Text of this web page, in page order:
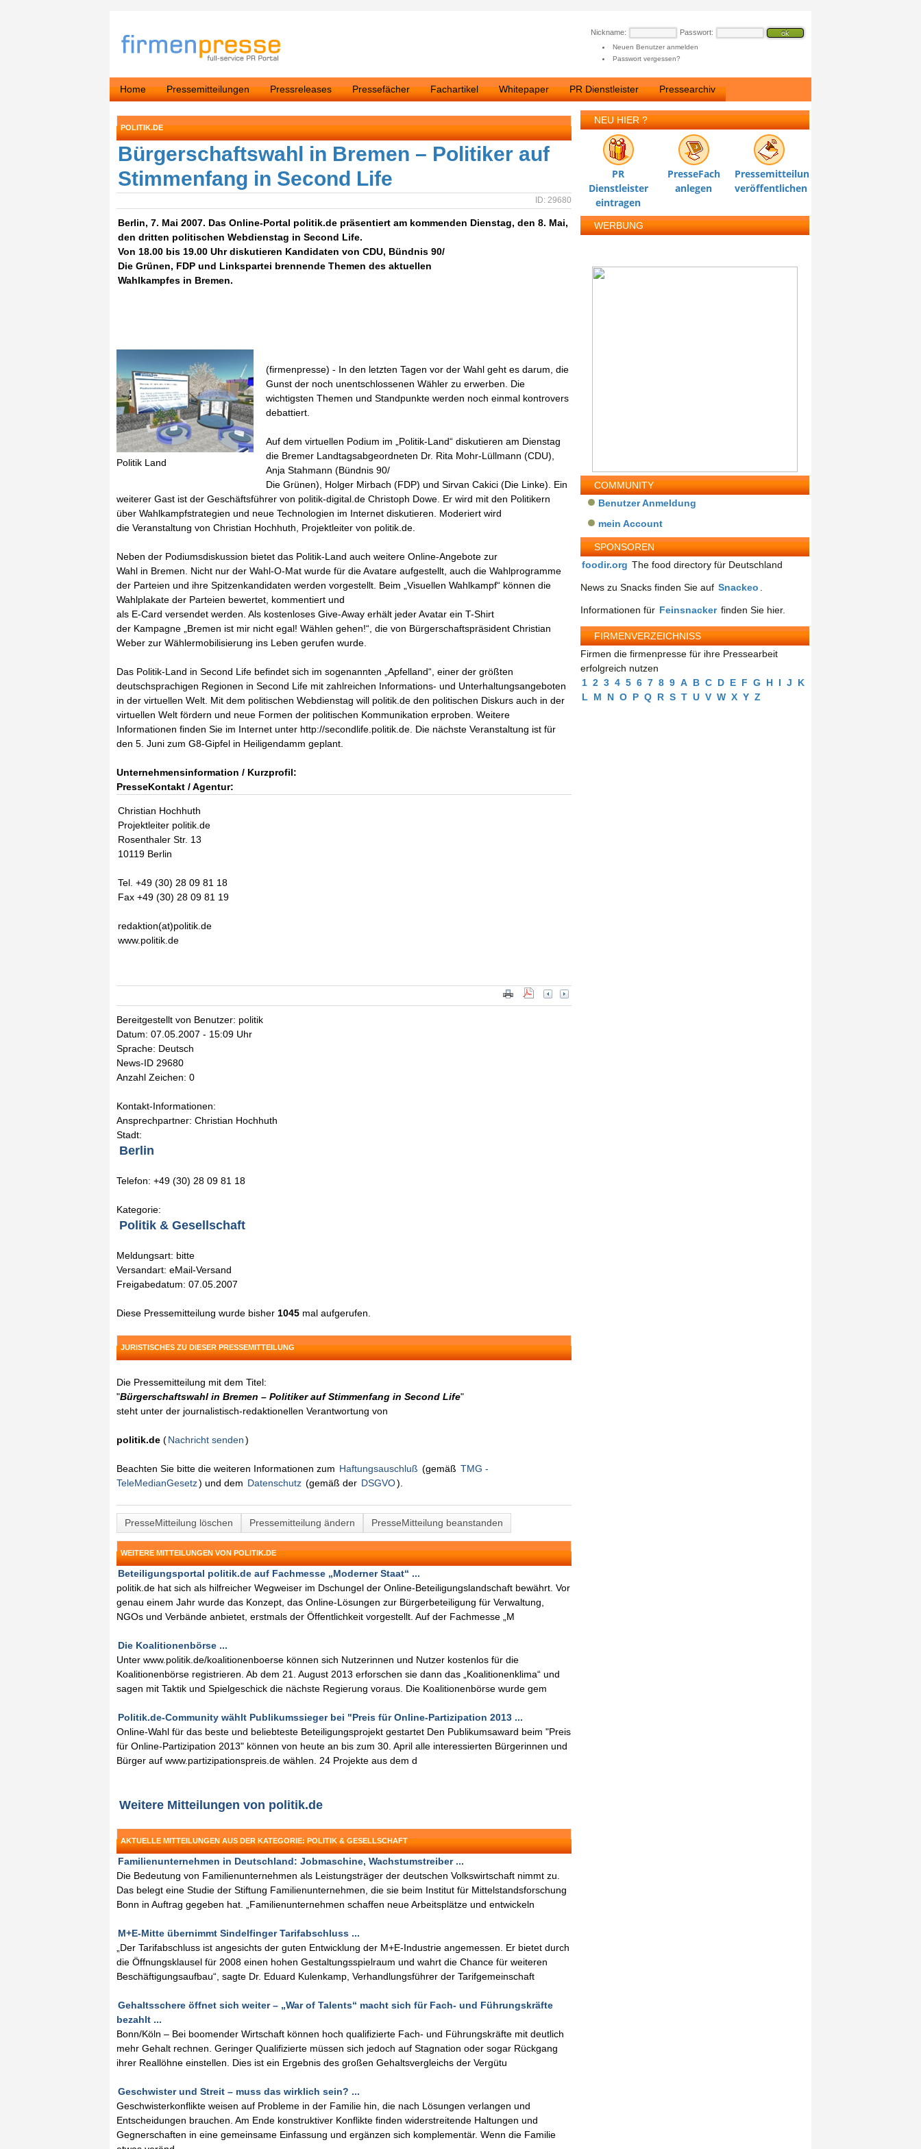
Nickname: Passwort:
Neuen Benutzer anmelden
Passwort vergessen?
Home Pressemitteilungen Pressreleases Pressefächer Fachartikel Whitepaper PR Dienstleister Pressearchiv
POLITIK.DE
Bürgerschaftswahl in Bremen – Politiker auf
Stimmenfang in Second Life
ID: 29680
Berlin, 7. Mai 2007. Das Online-Portal politik.de präsentiert am kommenden Dienstag, den 8. Mai,
den dritten politischen Webdienstag in Second Life.
Von 18.00 bis 19.00 Uhr diskutieren Kandidaten von CDU, Bündnis 90/
Die Grünen, FDP und Linkspartei brennende Themen des aktuellen
Wahlkampfes in Bremen.
Politik Land
(firmenpresse) - In den letzten Tagen vor der Wahl geht es darum, die
Gunst der noch unentschlossenen Wähler zu erwerben. Die
wichtigsten Themen und Standpunkte werden noch einmal kontrovers
debattiert.
Auf dem virtuellen Podium im „Politik-Land“ diskutieren am Dienstag
die Bremer Landtagsabgeordneten Dr. Rita Mohr-Lüllmann (CDU),
Anja Stahmann (Bündnis 90/
Die Grünen), Holger Mirbach (FDP) und Sirvan Cakici (Die Linke). Ein
weiterer Gast ist der Geschäftsführer von politik-digital.de Christoph Dowe. Er wird mit den Politikern
über Wahlkampfstrategien und neue Technologien im Internet diskutieren. Moderiert wird
die Veranstaltung von Christian Hochhuth, Projektleiter von politik.de.
Neben der Podiumsdiskussion bietet das Politik-Land auch weitere Online-Angebote zur
Wahl in Bremen. Nicht nur der Wahl-O-Mat wurde für die Avatare aufgestellt, auch die Wahlprogramme
der Parteien und ihre Spitzenkandidaten werden vorgestellt. Beim „Visuellen Wahlkampf“ können die
Wahlplakate der Parteien bewertet, kommentiert und
als E-Card versendet werden. Als kostenloses Give-Away erhält jeder Avatar ein T-Shirt
der Kampagne „Bremen ist mir nicht egal! Wählen gehen!“, die von Bürgerschaftspräsident Christian
Weber zur Wählermobilisierung ins Leben gerufen wurde.
Das Politik-Land in Second Life befindet sich im sogenannten „Apfelland“, einer der größten
deutschsprachigen Regionen in Second Life mit zahlreichen Informations- und Unterhaltungsangeboten
in der virtuellen Welt. Mit dem politischen Webdienstag will politik.de den politischen Diskurs auch in der
virtuellen Welt fördern und neue Formen der politischen Kommunikation erproben. Weitere
Informationen finden Sie im Internet unter http://secondlife.politik.de. Die nächste Veranstaltung ist für
den 5. Juni zum G8-Gipfel in Heiligendamm geplant.
Unternehmensinformation / Kurzprofil:
PresseKontakt / Agentur:
Christian Hochhuth
Projektleiter politik.de
Rosenthaler Str. 13
10119 Berlin
Tel. +49 (30) 28 09 81 18
Fax +49 (30) 28 09 81 19
redaktion(at)politik.de
www.politik.de
Bereitgestellt von Benutzer: politik
Datum: 07.05.2007 - 15:09 Uhr
Sprache: Deutsch
News-ID 29680
Anzahl Zeichen: 0
Kontakt-Informationen:
Ansprechpartner: Christian Hochhuth
Stadt:
Berlin
Telefon: +49 (30) 28 09 81 18
Kategorie:
Politik & Gesellschaft
Meldungsart: bitte
Versandart: eMail-Versand
Freigabedatum: 07.05.2007
Diese Pressemitteilung wurde bisher 1045 mal aufgerufen.
JURISTISCHES ZU DIESER PRESSEMITTEILUNG
Die Pressemitteilung mit dem Titel:
"Bürgerschaftswahl in Bremen – Politiker auf Stimmenfang in Second Life"
steht unter der journalistisch-redaktionellen Verantwortung von
politik.de (Nachricht senden)
Beachten Sie bitte die weiteren Informationen zum Haftungsauschluß (gemäß TMG -
TeleMedianGesetz) und dem Datenschutz (gemäß der DSGVO).
PresseMitteilung löschen Pressemitteilung ändern PresseMitteilung beanstanden
WEITERE MITTEILUNGEN VON POLITIK.DE
Beteiligungsportal politik.de auf Fachmesse „Moderner Staat“ ...
politik.de hat sich als hilfreicher Wegweiser im Dschungel der Online-Beteiligungslandschaft bewährt. Vor
genau einem Jahr wurde das Konzept, das Online-Lösungen zur Bürgerbeteiligung für Verwaltung,
NGOs und Verbände anbietet, erstmals der Öffentlichkeit vorgestellt. Auf der Fachmesse „M
Die Koalitionenbörse ...
Unter www.politik.de/koalitionenboerse können sich Nutzerinnen und Nutzer kostenlos für die
Koalitionenbörse registrieren. Ab dem 21. August 2013 erforschen sie dann das „Koalitionenklima“ und
sagen mit Taktik und Spielgeschick die nächste Regierung voraus. Die Koalitionenbörse wurde gem
Politik.de-Community wählt Publikumssieger bei "Preis für Online-Partizipation 2013 ...
Online-Wahl für das beste und beliebteste Beteiligungsprojekt gestartet Den Publikumsaward beim "Preis
für Online-Partizipation 2013" können von heute an bis zum 30. April alle interessierten Bürgerinnen und
Bürger auf www.partizipationspreis.de wählen. 24 Projekte aus dem d
Weitere Mitteilungen von politik.de
AKTUELLE MITTEILUNGEN AUS DER KATEGORIE: POLITIK & GESELLSCHAFT
Familienunternehmen in Deutschland: Jobmaschine, Wachstumstreiber ...
Die Bedeutung von Familienunternehmen als Leistungsträger der deutschen Volkswirtschaft nimmt zu.
Das belegt eine Studie der Stiftung Familienunternehmen, die sie beim Institut für Mittelstandsforschung
Bonn in Auftrag gegeben hat. „Familienunternehmen schaffen neue Arbeitsplätze und entwickeln
M+E-Mitte übernimmt Sindelfinger Tarifabschluss ...
„Der Tarifabschluss ist angesichts der guten Entwicklung der M+E-Industrie angemessen. Er bietet durch
die Öffnungsklausel für 2008 einen hohen Gestaltungsspielraum und wahrt die Chance für weiteren
Beschäftigungsaufbau“, sagte Dr. Eduard Kulenkamp, Verhandlungsführer der Tarifgemeinschaft
Gehaltsschere öffnet sich weiter – „War of Talents“ macht sich für Fach- und Führungskräfte
bezahlt ...
Bonn/Köln – Bei boomender Wirtschaft können hoch qualifizierte Fach- und Führungskräfte mit deutlich
mehr Gehalt rechnen. Geringer Qualifizierte müssen sich jedoch auf Stagnation oder sogar Rückgang
ihrer Reallöhne einstellen. Dies ist ein Ergebnis des großen Gehaltsvergleichs der Vergütu
Geschwister und Streit – muss das wirklich sein? ...
Geschwisterkonflikte weisen auf Probleme in der Familie hin, die nach Lösungen verlangen und
Entscheidungen brauchen. Am Ende konstruktiver Konflikte finden widerstreitende Haltungen und
Gegnerschaften in eine gemeinsame Einfassung und ergänzen sich komplementär. Wenn die Familie
NEU HIER ?
PR
Dienstleister
eintragen
PresseFach
anlegen
Pressemitteilung
veröffentlichen
WERBUNG
COMMUNITY
Benutzer Anmeldung
mein Account
SPONSOREN
foodir.org The food directory für Deutschland
News zu Snacks finden Sie auf Snackeo
Informationen für Feinsnacker finden Sie hier.
FIRMENVERZEICHNISS
Firmen die firmenpresse für ihre Pressearbeit
erfolgreich nutzen
1 2 3 4 5 6 7 8 9 A B C D E F G H I J
K
L
M N O P Q R S T U V W X Y Z